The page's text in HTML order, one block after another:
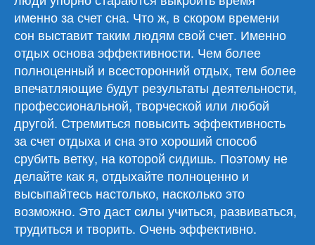
именно за счет сна. Что ж, в скором времени
сон выставит таким людям свой счет. Именно
отдых основа эффективности. Чем более
полноценный и всесторонний отдых, тем более
впечатляющие будут результаты деятельности,
профессиональной, творческой или любой
другой. Стремиться повысить эффективность
за счет отдыха и сна это хороший способ
срубить ветку, на которой сидишь. Поэтому не
делайте как я, отдыхайте полноценно и
высыпайтесь настолько, насколько это
возможно. Это даст силы учиться, развиваться,
трудиться и творить. Очень эффективно.